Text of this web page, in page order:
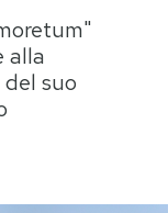
alla
suo